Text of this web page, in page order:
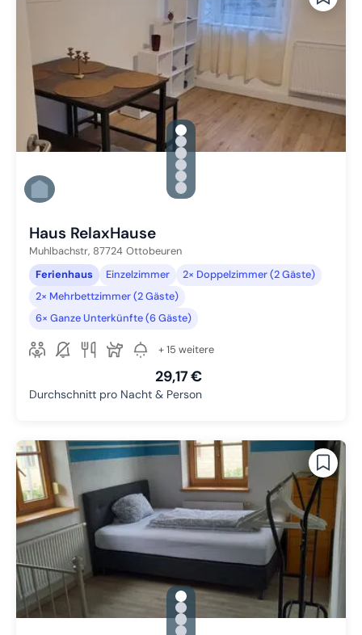
gallery.slide_selector
Zu Slide 1 wechseln
Zu Slide 2 wechseln
Zu Slide 3 wechseln
Zu Slide 4 wechseln
Zu Slide 5 wechseln
Zu Slide 6 wechseln
Haus RelaxHause
Muhlbachstr, 87724 Ottobeuren
Ferienhaus
Einzelzimmer
2× Doppelzimmer (2 Gäste)
2× Mehrbettzimmer (2 Gäste)
6× Ganze Unterkünfte (6 Gäste)
+ 15 weitere
29,17 €
Durchschnitt pro Nacht & Person
gallery.slide_selector
Zu Slide 1 wechseln
Zu Slide 2 wechseln